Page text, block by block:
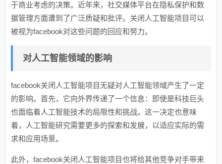
于商业考虑的决策。近年来，社交媒体平台在隐私保护和数
据管理方面遭到了广泛质疑和批评。关闭人工智能项目可以
被视为facebook对这些问题的回应和努力。
对人工智能领域的影响
facebook关闭人工智能项目无疑对人工智能领域产生了一定
的影响。首先，它向外界传递了一个信息：即使是科技巨头
也面临着人工智能技术的局限性和挑战。这一决定也意味
着，人工智能研究需要更多的探索和发展，以适应实际的需
求和应用场景。
此外，facebook关闭人工智能项目也将给其他竞争对手带来